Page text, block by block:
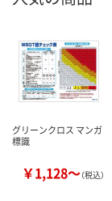
グリーンクロス マンガ
標識
￥1,128～（税込）